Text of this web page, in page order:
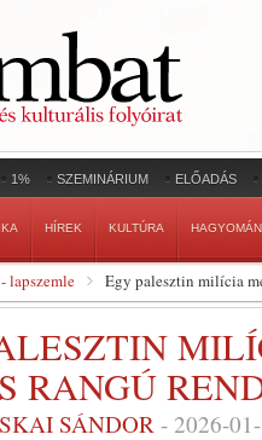
1% SZEMINÁRIUM ELŐADÁS
HÍREK KULTÚRA
lapszemle Egy palesztin milícia
RANGÚ
SÁNDOR - 2026-